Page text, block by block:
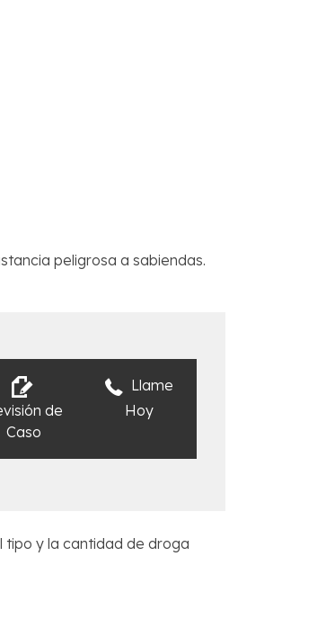
peligrosa a sabiendas.
de
Caso
Llame
Hoy
tipo y la cantidad de droga